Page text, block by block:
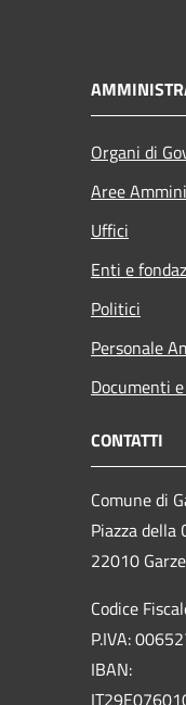
Organi di
Aree
Uffici
Enti e
Politici
Personale
Documenti
CONTATTI
Comune di
Piazza della
22010
Codice
P.IVA:
IBAN: